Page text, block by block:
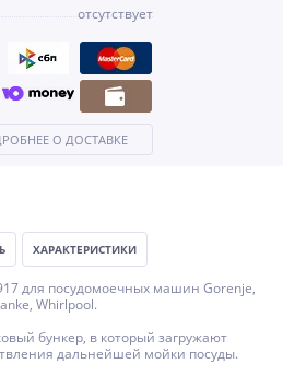
отсутствует
О ДОСТАВКЕ
ХАРАКТЕРИСТИКИ
для посудомоечных машин Gorenje,
Whirlpool.
бункер, в который загружают
дальнейшей мойки посуды.